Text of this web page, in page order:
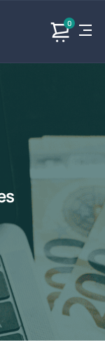
0